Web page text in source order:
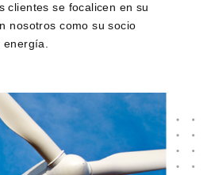
clientes se focalicen en su
nosotros como su socio